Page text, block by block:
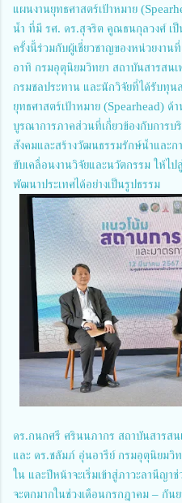
แผนงานยุทธศาสตร์เป้าหมาย
น้ำ ที่มี รศ. ดร.สุจริต คูณธนกุลวงศ์ เป็
ครั้งนี้ร่วมกับผู้เชี่ยวชาญของหน่วยงาน
อาทิ กรมอุตุนิยมวิทยา สถาบันสารสน
กรมชลประทาน และนักวิจัยที่ได้รับทุ
ยุทธศาสตร์เป้าหมาย (Spearhead) ด้
บูรณาการภาคส่วนที่เกี่ยวข้องกับการบ
สังคมและสร้างวัฒนธรรมรักษ์น้ำและ
ขับเคลื่อนงานวิจัยและนวัตกรรม ให้ไ
พัฒนาประเทศได้อย่างเป็นรูปธรรม
ดร.กนกศรี ศรินนภากร สถาบันสารส
และ ดร.ชลัมภ์ อุ่นอารีย์ กรมอุตุนิยมวิ
ใน และปีหน้าจะเริ่มเข้าสู่ภาวะลานีญ
จะตกมากในช่วงเดือนกรกฎาคม – กั